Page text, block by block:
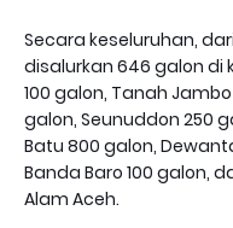
Secara keseluruhan,
disalurkan 646 galon di
100 galon, Tanah
galon, Seunuddon 250
Batu 800 galon,
Banda Baro 100 galon,
Alam Aceh.